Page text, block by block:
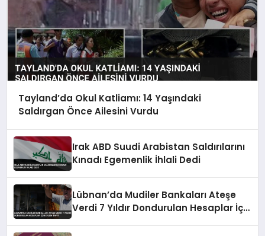
Tayland’da Okul Katliamı: 14 Yaşındaki
Saldırgan Önce Ailesini Vurdu
Irak ABD Suudi Arabistan Saldırılarını
Kınadı Egemenlik İhlali Dedi
Lübnan’da Mudiler Bankaları Ateşe
Verdi 7 Yıldır Dondurulan Hesaplar İçin